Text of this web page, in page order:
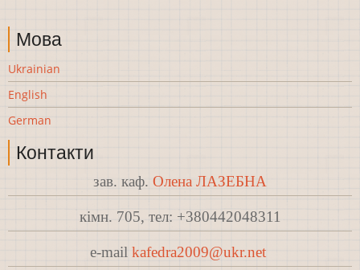
Мова
Ukrainian
English
German
Контакти
зав. каф. Олена ЛАЗЕБНА
кімн. 705, тел: +380442048311
e-mail kafedra2009@ukr.net